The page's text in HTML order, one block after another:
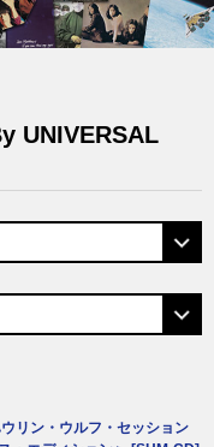
UNIVERSAL
リン・ウルフ・セッション